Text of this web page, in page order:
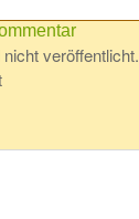
veröffentlicht.